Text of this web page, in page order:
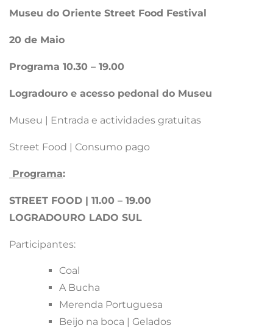
Museu do Oriente Street Food Festival
20 de Maio
Programa 10.30 – 19.00
Logradouro e acesso pedonal do Museu
Museu | Entrada e actividades gratuitas
Street Food | Consumo pago
Programa:
STREET FOOD | 11.00 – 19.00
LOGRADOURO LADO SUL
Participantes:
Coal
A Bucha
Merenda Portuguesa
Beijo na boca | Gelados